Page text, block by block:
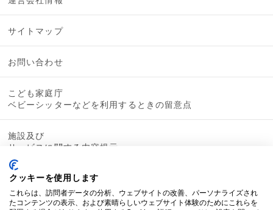
サイトマップ
お問い合わせ
こども家庭庁
ベビーシッターなどを利用するときの留意点
施設及び
サービスに関する内容提示
クッキーを使用します
これらは、訪問者データの分析、ウェブサイトの改善、パーソナライズされ
たコンテンツの表示、および素晴らしいウェブサイト体験のためにこれらを